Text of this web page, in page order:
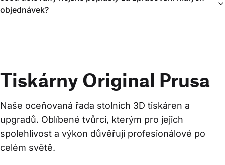
objednávek?
Tiskárny Original Prusa
Naše oceňovaná řada stolních 3D tiskáren a
upgradů. Oblíbené tvůrci, kterým pro jejich
spolehlivost a výkon důvěřují profesionálové po
celém světě.